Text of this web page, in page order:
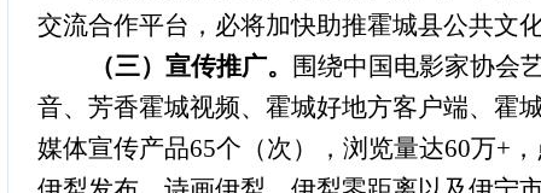
交流合作平台，必将加快助推霍城县公共文
（三）宣传推广。
围绕中国电影家协会
音、芳香霍城视频、霍城好地方客户端、霍
媒体宣传产品65个（次），浏览量达60万+